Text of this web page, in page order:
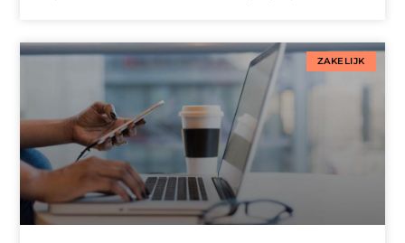
ZAKELIJK